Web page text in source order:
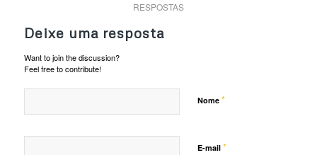
RESPOSTAS
Deixe uma resposta
Want to join the discussion?
Feel free to contribute!
Nome *
E-mail *